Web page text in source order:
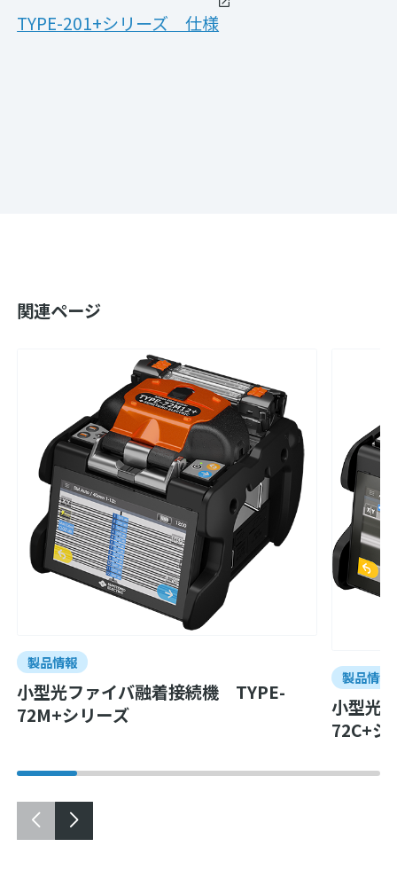
TYPE-201+シリーズ 仕様
関連ページ
製品情報
小型光ファイバ融着接続機 TYPE-
72M+シリーズ
製品情報
小型光
72C+シ